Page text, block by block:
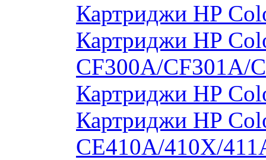
Картриджи HP
Картриджи HP
CF300A/CF301A/
Картриджи HP
Картриджи HP
CE410A/410X/